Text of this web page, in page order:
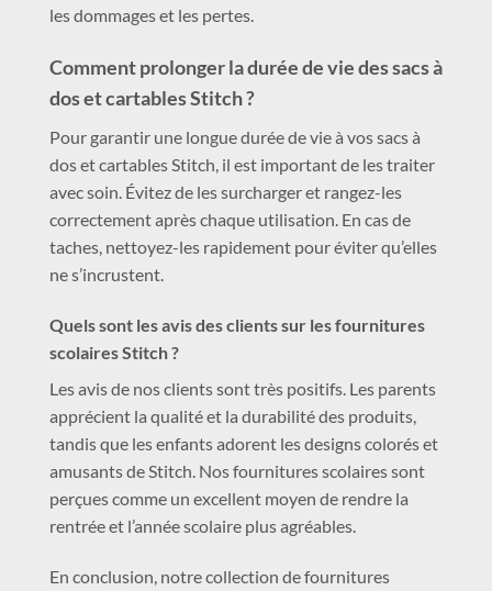
les dommages et les pertes.
Comment prolonger la durée de vie des sacs à
dos et cartables Stitch ?
Pour garantir une longue durée de vie à vos sacs à
dos et cartables Stitch, il est important de les traiter
avec soin. Évitez de les surcharger et rangez-les
correctement après chaque utilisation. En cas de
taches, nettoyez-les rapidement pour éviter qu’elles
ne s’incrustent.
Quels sont les avis des clients sur les fournitures
scolaires Stitch ?
Les avis de nos clients sont très positifs. Les parents
apprécient la qualité et la durabilité des produits,
tandis que les enfants adorent les designs colorés et
amusants de Stitch. Nos fournitures scolaires sont
perçues comme un excellent moyen de rendre la
rentrée et l’année scolaire plus agréables.
En conclusion, notre collection de fournitures